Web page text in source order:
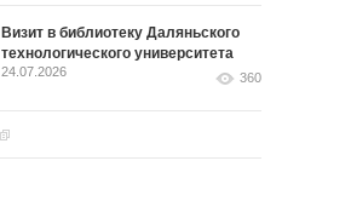
Визит в библиотеку Даляньского
технологического университета
24.07.2026 360